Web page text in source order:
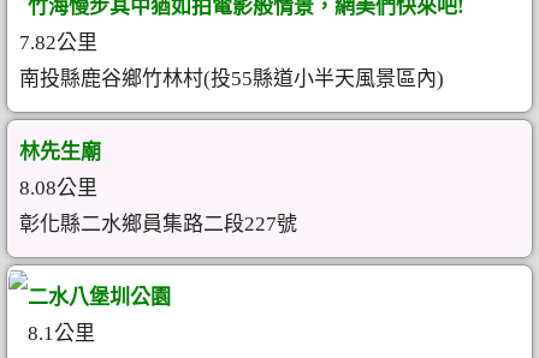
竹海慢步其中猶如拍電影般情景，網美們快來吧!
7.82公里
南投縣鹿谷鄉竹林村(投55縣道小半天風景區內)
林先生廟
8.08公里
彰化縣二水鄉員集路二段227號
二水八堡圳公園
8.1公里